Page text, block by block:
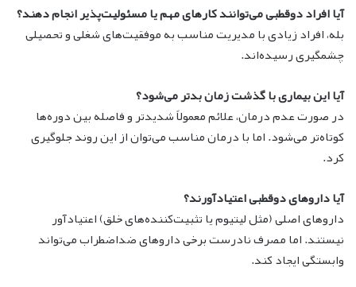
آیا افراد دوقطبی می‌توانند کارهای مهم یا مسئولیت‌پذیر انجام دهند؟
بله، افراد زیادی با مدیریت مناسب به موفقیت‌های شغلی و تحصیلی
چشمگیری رسیده‌اند.
آیا این بیماری با گذشت زمان بدتر می‌شود؟
در صورت عدم درمان، علائم معمولاً شدیدتر و فاصله بین دوره‌ها
کوتاه‌تر می‌شود. اما با درمان مناسب می‌توان از این روند جلوگیری
کرد.
آیا داروهای دوقطبی اعتیادآورند؟
داروهای اصلی (مثل لیتیوم یا تثبیت‌کننده‌های خلق) اعتیادآور
نیستند. اما مصرف نادرست برخی داروهای ضداضطراب می‌تواند
وابستگی ایجاد کند.